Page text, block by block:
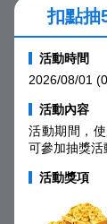
扣點抽
活動時間
2026/08/01
活動內容
活動期間，
可參加抽獎活
活動獎項